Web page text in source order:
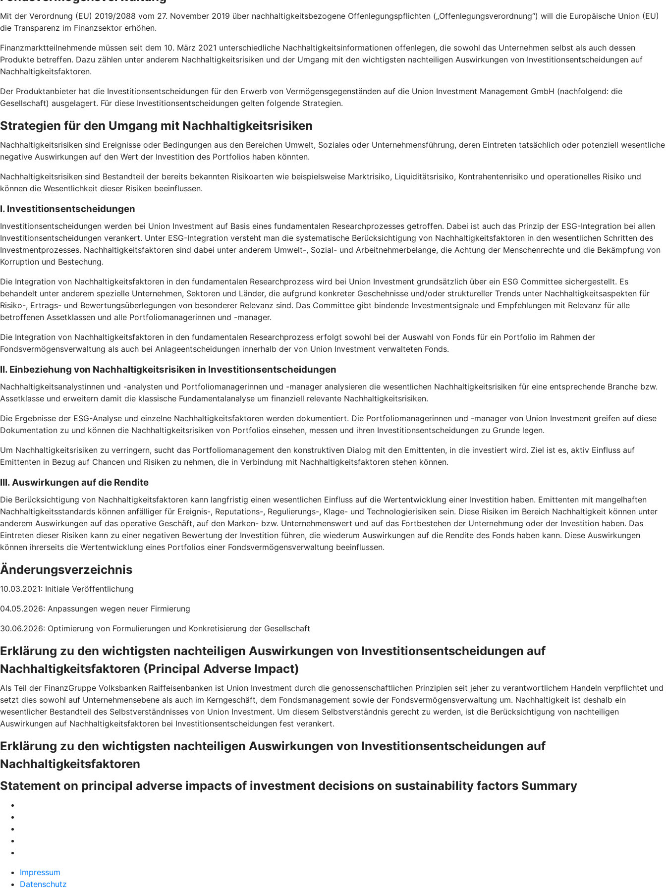
Mit der Verordnung (EU) 2019/2088 vom 27. November 2019 über nachhaltigkeitsbezogene Offenlegungspflichten („Offenlegungsverordnung“) will die Europäische Union (EU)
die Transparenz im Finanzsektor erhöhen.
Finanzmarktteilnehmende müssen seit dem 10. März 2021 unterschiedliche Nachhaltigkeitsinformationen offenlegen, die sowohl das Unternehmen selbst als auch dessen
Produkte betreffen. Dazu zählen unter anderem Nachhaltigkeitsrisiken und der Umgang mit den wichtigsten nachteiligen Auswirkungen von Investitionsentscheidungen auf
Nachhaltigkeitsfaktoren.
Der Produktanbieter hat die Investitionsentscheidungen für den Erwerb von Vermögensgegenständen auf die Union Investment Management GmbH (nachfolgend: die
Gesellschaft) ausgelagert. Für diese Investitionsentscheidungen gelten folgende Strategien.
Strategien für den Umgang mit Nachhaltigkeitsrisiken
Nachhaltigkeitsrisiken sind Ereignisse oder Bedingungen aus den Bereichen Umwelt, Soziales oder Unternehmensführung, deren Eintreten tatsächlich oder potenziell wesentliche
negative Auswirkungen auf den Wert der Investition des Portfolios haben könnten.
Nachhaltigkeitsrisiken sind Bestandteil der bereits bekannten Risikoarten wie beispielsweise Marktrisiko, Liquiditätsrisiko, Kontrahentenrisiko und operationelles Risiko und
können die Wesentlichkeit dieser Risiken beeinflussen.
I. Investitionsentscheidungen
Investitionsentscheidungen werden bei Union Investment auf Basis eines fundamentalen Researchprozesses getroffen. Dabei ist auch das Prinzip der ESG-Integration bei allen
Investitionsentscheidungen verankert. Unter ESG-Integration versteht man die systematische Berücksichtigung von Nachhaltigkeitsfaktoren in den wesentlichen Schritten des
Investmentprozesses. Nachhaltigkeitsfaktoren sind dabei unter anderem Umwelt-, Sozial- und Arbeitnehmerbelange, die Achtung der Menschenrechte und die Bekämpfung von
Korruption und Bestechung.
Die Integration von Nachhaltigkeitsfaktoren in den fundamentalen Researchprozess wird bei Union Investment grundsätzlich über ein ESG Committee sichergestellt. Es
behandelt unter anderem spezielle Unternehmen, Sektoren und Länder, die aufgrund konkreter Geschehnisse und/oder struktureller Trends unter Nachhaltigkeitsaspekten für
Risiko-, Ertrags- und Bewertungsüberlegungen von besonderer Relevanz sind. Das Committee gibt bindende Investmentsignale und Empfehlungen mit Relevanz für alle
betroffenen Assetklassen und alle Portfoliomanagerinnen und -manager.
Die Integration von Nachhaltigkeitsfaktoren in den fundamentalen Researchprozess erfolgt sowohl bei der Auswahl von Fonds für ein Portfolio im Rahmen der
Fondsvermögensverwaltung als auch bei Anlageentscheidungen innerhalb der von Union Investment verwalteten Fonds.
II. Einbeziehung von Nachhaltigkeitsrisiken in Investitionsentscheidungen
Nachhaltigkeitsanalystinnen und -analysten und Portfoliomanagerinnen und -manager analysieren die wesentlichen Nachhaltigkeitsrisiken für eine entsprechende Branche bzw.
Assetklasse und erweitern damit die klassische Fundamentalanalyse um finanziell relevante Nachhaltigkeitsrisiken.
Die Ergebnisse der ESG-Analyse und einzelne Nachhaltigkeitsfaktoren werden dokumentiert. Die Portfoliomanagerinnen und -manager von Union Investment greifen auf diese
Dokumentation zu und können die Nachhaltigkeitsrisiken von Portfolios einsehen, messen und ihren Investitionsentscheidungen zu Grunde legen.
Um Nachhaltigkeitsrisiken zu verringern, sucht das Portfoliomanagement den konstruktiven Dialog mit den Emittenten, in die investiert wird. Ziel ist es, aktiv Einfluss auf
Emittenten in Bezug auf Chancen und Risiken zu nehmen, die in Verbindung mit Nachhaltigkeitsfaktoren stehen können.
III. Auswirkungen auf die Rendite
Die Berücksichtigung von Nachhaltigkeitsfaktoren kann langfristig einen wesentlichen Einfluss auf die Wertentwicklung einer Investition haben. Emittenten mit mangelhaften
Nachhaltigkeitsstandards können anfälliger für Ereignis-, Reputations-, Regulierungs-, Klage- und Technologierisiken sein. Diese Risiken im Bereich Nachhaltigkeit können unter
anderem Auswirkungen auf das operative Geschäft, auf den Marken- bzw. Unternehmenswert und auf das Fortbestehen der Unternehmung oder der Investition haben. Das
Eintreten dieser Risiken kann zu einer negativen Bewertung der Investition führen, die wiederum Auswirkungen auf die Rendite des Fonds haben kann. Diese Auswirkungen
können ihrerseits die Wertentwicklung eines Portfolios einer Fondsvermögensverwaltung beeinflussen.
Änderungsverzeichnis
10.03.2021: Initiale Veröffentlichung
04.05.2026: Anpassungen wegen neuer Firmierung
30.06.2026: Optimierung von Formulierungen und Konkretisierung der Gesellschaft
Erklärung zu den wichtigsten nachteiligen Auswirkungen von Investitionsentscheidungen auf
Nachhaltigkeitsfaktoren (Principal Adverse Impact)
Als Teil der FinanzGruppe Volksbanken Raiffeisenbanken ist Union Investment durch die genossenschaftlichen Prinzipien seit jeher zu verantwortlichem Handeln verpflichtet und
setzt dies sowohl auf Unternehmensebene als auch im Kerngeschäft, dem Fondsmanagement sowie der Fondsvermögensverwaltung um. Nachhaltigkeit ist deshalb ein
wesentlicher Bestandteil des Selbstverständnisses von Union Investment. Um diesem Selbstverständnis gerecht zu werden, ist die Berücksichtigung von nachteiligen
Auswirkungen auf Nachhaltigkeitsfaktoren bei Investitionsentscheidungen fest verankert.
Erklärung zu den wichtigsten nachteiligen Auswirkungen von Investitionsentscheidungen auf
Nachhaltigkeitsfaktoren
Statement on principal adverse impacts of investment decisions on sustainability factors Summary
Impressum
Datenschutz